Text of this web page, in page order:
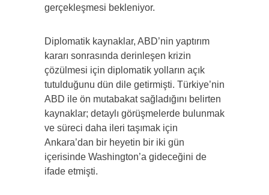
gerçekleşmesi bekleniyor.
Diplomatik kaynaklar, ABD’nin yaptırım
kararı sonrasında derinleşen krizin
çözülmesi için diplomatik yolların açık
tutulduğunu dün dile getirmişti. Türkiye’nin
ABD ile ön mutabakat sağladığını belirten
kaynaklar; detaylı görüşmelerde bulunmak
ve süreci daha ileri taşımak için
Ankara’dan bir heyetin bir iki gün
içerisinde Washington’a gideceğini de
ifade etmişti.